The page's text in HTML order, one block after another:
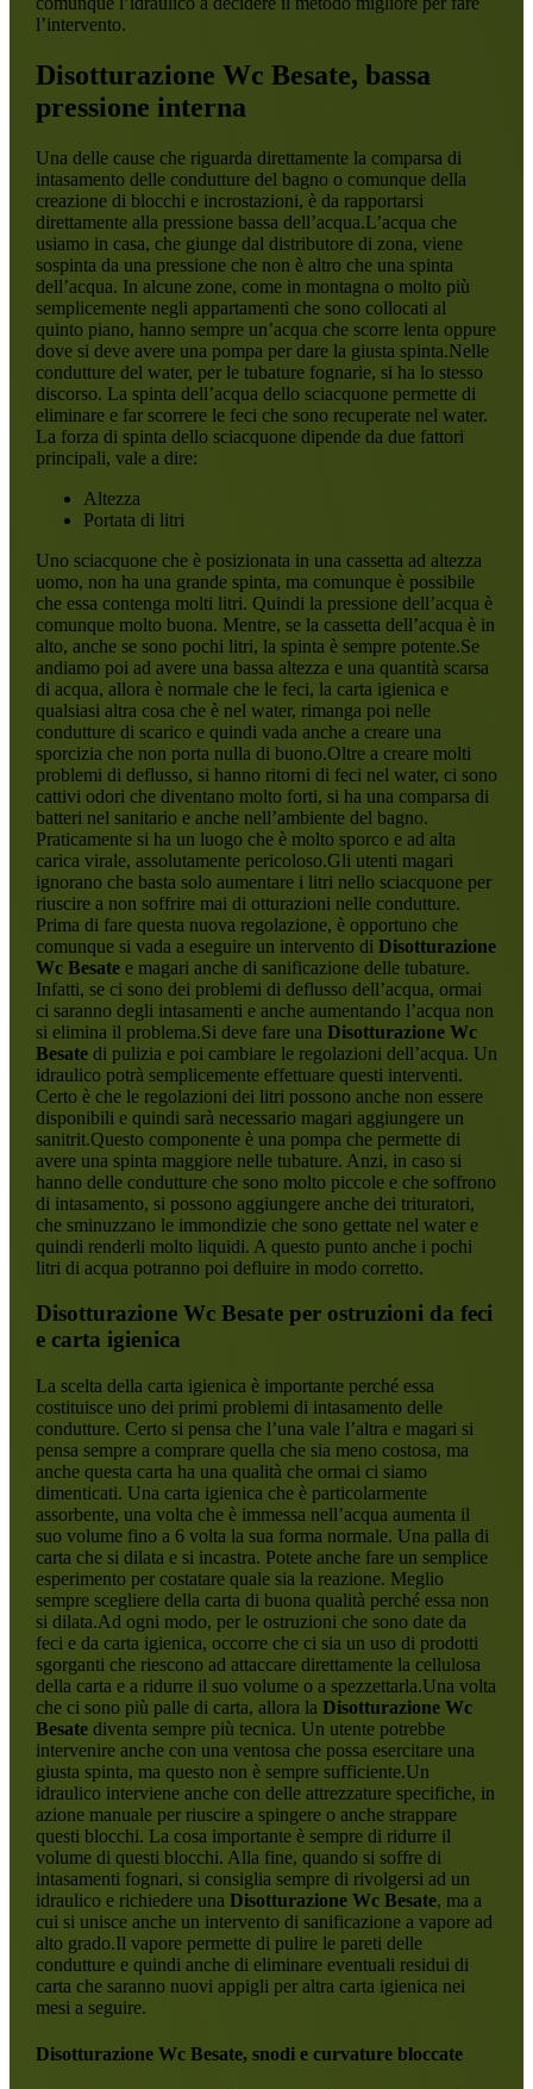
l’intervento.
Disotturazione Wc Besate, bassa
pressione interna
Una delle cause che riguarda direttamente la comparsa di
intasamento delle condutture del bagno o comunque della
creazione di blocchi e incrostazioni, è da rapportarsi
direttamente alla pressione bassa dell’acqua.L’acqua che
usiamo in casa, che giunge dal distributore di zona, viene
sospinta da una pressione che non è altro che una spinta
dell’acqua. In alcune zone, come in montagna o molto più
semplicemente negli appartamenti che sono collocati al
quinto piano, hanno sempre un’acqua che scorre lenta oppure
dove si deve avere una pompa per dare la giusta spinta.Nelle
condutture del water, per le tubature fognarie, si ha lo stesso
discorso. La spinta dell’acqua dello sciacquone permette di
eliminare e far scorrere le feci che sono recuperate nel water.
La forza di spinta dello sciacquone dipende da due fattori
principali, vale a dire:
Altezza
Portata di litri
Uno sciacquone che è posizionata in una cassetta ad altezza
uomo, non ha una grande spinta, ma comunque è possibile
che essa contenga molti litri. Quindi la pressione dell’acqua è
comunque molto buona. Mentre, se la cassetta dell’acqua è in
alto, anche se sono pochi litri, la spinta è sempre potente.Se
andiamo poi ad avere una bassa altezza e una quantità scarsa
di acqua, allora è normale che le feci, la carta igienica e
qualsiasi altra cosa che è nel water, rimanga poi nelle
condutture di scarico e quindi vada anche a creare una
sporcizia che non porta nulla di buono.Oltre a creare molti
problemi di deflusso, si hanno ritorni di feci nel water, ci sono
cattivi odori che diventano molto forti, si ha una comparsa di
batteri nel sanitario e anche nell’ambiente del bagno.
Praticamente si ha un luogo che è molto sporco e ad alta
carica virale, assolutamente pericoloso.Gli utenti magari
ignorano che basta solo aumentare i litri nello sciacquone per
riuscire a non soffrire mai di otturazioni nelle condutture.
Prima di fare questa nuova regolazione, è opportuno che
comunque si vada a eseguire un intervento di Disotturazione
Wc Besatee magari anche di sanificazione delle tubature.
Infatti, se ci sono dei problemi di deflusso dell’acqua, ormai
ci saranno degli intasamenti e anche aumentando l’acqua non
si elimina il problema.Si deve fare una Disotturazione Wc
Besatedi pulizia e poi cambiare le regolazioni dell’acqua. Un
idraulico potrà semplicemente effettuare questi interventi.
Certo è che le regolazioni dei litri possono anche non essere
disponibili e quindi sarà necessario magari aggiungere un
sanitrit.Questo componente è una pompa che permette di
avere una spinta maggiore nelle tubature. Anzi, in caso si
hanno delle condutture che sono molto piccole e che soffrono
di intasamento, si possono aggiungere anche dei trituratori,
che sminuzzano le immondizie che sono gettate nel water e
quindi renderli molto liquidi. A questo punto anche i pochi
litri di acqua potranno poi defluire in modo corretto.
Disotturazione Wc Besateper ostruzioni da feci
e carta igienica
La scelta della carta igienica è importante perché essa
costituisce uno dei primi problemi di intasamento delle
condutture. Certo si pensa che l’una vale l’altra e magari si
pensa sempre a comprare quella che sia meno costosa, ma
anche questa carta ha una qualità che ormai ci siamo
dimenticati. Una carta igienica che è particolarmente
assorbente, una volta che è immessa nell’acqua aumenta il
suo volume fino a 6 volta la sua forma normale. Una palla di
carta che si dilata e si incastra. Potete anche fare un semplice
esperimento per costatare quale sia la reazione. Meglio
sempre scegliere della carta di buona qualità perché essa non
si dilata.Ad ogni modo, per le ostruzioni che sono date da
feci e da carta igienica, occorre che ci sia un uso di prodotti
sgorganti che riescono ad attaccare direttamente la cellulosa
della carta e a ridurre il suo volume o a spezzettarla.Una volta
che ci sono più palle di carta, allora la Disotturazione Wc
Besatediventa sempre più tecnica. Un utente potrebbe
intervenire anche con una ventosa che possa esercitare una
giusta spinta, ma questo non è sempre sufficiente.Un
idraulico interviene anche con delle attrezzature specifiche, in
azione manuale per riuscire a spingere o anche strappare
questi blocchi. La cosa importante è sempre di ridurre il
volume di questi blocchi. Alla fine, quando si soffre di
intasamenti fognari, si consiglia sempre di rivolgersi ad un
idraulico e richiedere una Disotturazione Wc Besate, ma a
cui si unisce anche un intervento di sanificazione a vapore ad
alto grado.Il vapore permette di pulire le pareti delle
condutture e quindi anche di eliminare eventuali residui di
carta che saranno nuovi appigli per altra carta igienica nei
mesi a seguire.
Disotturazione Wc Besate, snodi e curvature bloccate